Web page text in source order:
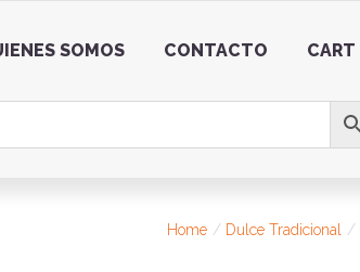
SOMOS CONTACTO CART
Home Dulce Tradicional